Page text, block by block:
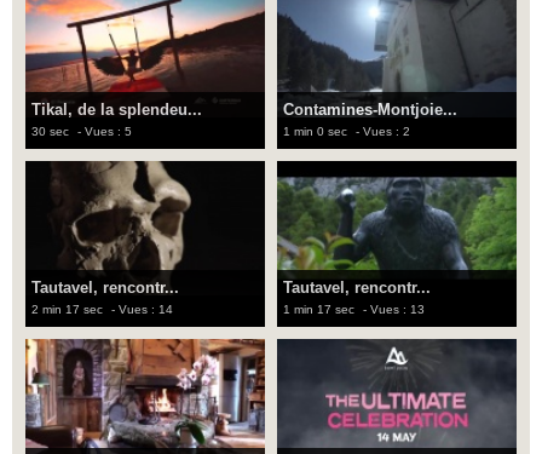
Tikal, de la splendeu...
30 sec - Vues : 5
Contamines-Montjoie...
1 min 0 sec - Vues : 2
Tautavel, rencontr...
2 min 17 sec - Vues : 14
Tautavel, rencontr...
1 min 17 sec - Vues : 13